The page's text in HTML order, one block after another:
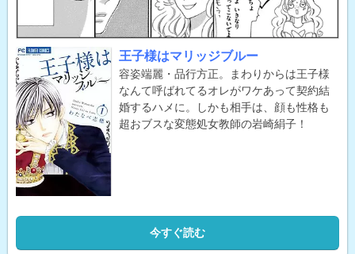
王子様はマリッジブルー
容姿端麗・品行方正。まわりからは王子様
なんて呼ばれてるオレがワケあって契約結
婚するハメに。しかも相手は、顔も性格も
超おブスな変態処女教師の岩崎絹子！
今すぐ読む